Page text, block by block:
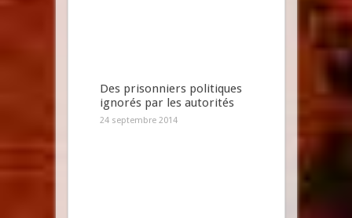
Des prisonniers politiques
ignorés par les autorités
24 septembre 2014